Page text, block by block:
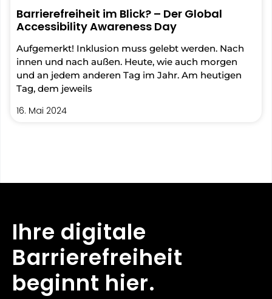
Barrierefreiheit im Blick? – Der Global
Accessibility Awareness Day
Aufgemerkt! Inklusion muss gelebt werden. Nach
innen und nach außen. Heute, wie auch morgen
und an jedem anderen Tag im Jahr. Am heutigen
Tag, dem jeweils
16. Mai 2024
Ihre digitale
Barrierefreiheit
beginnt hier.